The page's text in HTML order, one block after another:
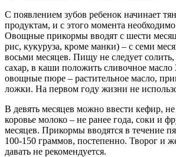
С появлением зубов ребенок начинает
продуктам, и с этого момента
Овощные прикормы вводят с шести
рис, кукуруза, кроме манки) – с семи
восьми месяцев. Пищу не следует солить,
сахар, в каши положить сливочное масло
овощные пюре – растительное масло,
ложки. На первом году жизни не
В девять месяцев можно ввести кефир,
коровье молоко – не ранее года, соки и
месяцев. Прикормы вводятся в течение
100-150 граммов, постепенно. Творог и
давать не рекомендуется.